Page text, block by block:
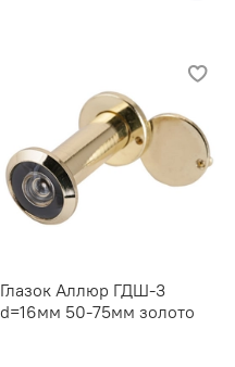
Глазок Аллюр ГДШ-3
d=16мм 50-75мм золото